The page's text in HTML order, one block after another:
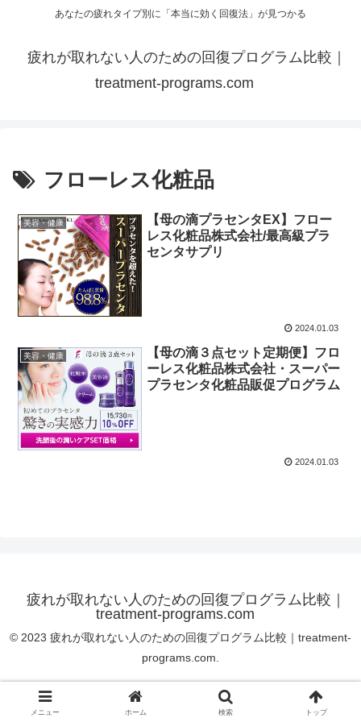
あなたの疲れタイプ別に「本当に効く回復法」が見つかる
疲れが取れない人のための回復プログラム比較｜
treatment-programs.com
フローレス化粧品
美容・健康
【母の滴プラセンタEX】フロー
レス化粧品株式会社/最高級プラ
センタサプリ
2024.01.03
美容・健康
【母の滴３点セット定期便】フロ
ーレス化粧品株式会社・スーパー
プラセンタ化粧品販促プログラム
2024.01.03
疲れが取れない人のための回復プログラム比較｜
treatment-programs.com
© 2023 疲れが取れない人のための回復プログラム比較｜treatment-
programs.com.
メニュー ホーム 検索 トップ